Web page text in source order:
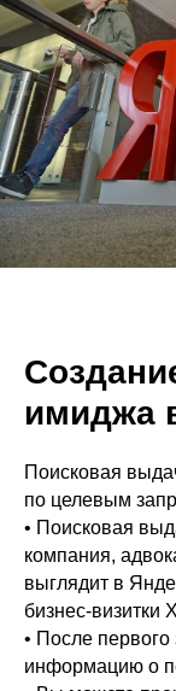
имиджа
Поисковая
по целевым
• Поисковая
компания,
выглядит в
бизнес-визитки
• После
информацию о